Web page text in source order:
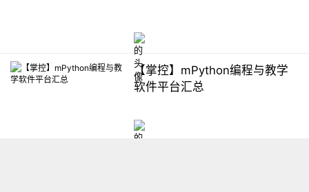
【掌控】mPython编程与教学
软件平台汇总